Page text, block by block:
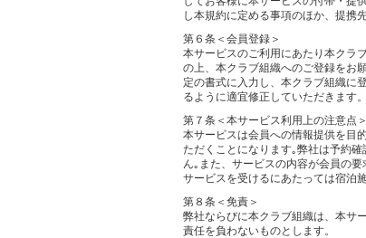
し本規約に定める事項のほか、提携
第６条＜会員登録＞
本サービスのご利用にあたり本クラ
の上、本クラブ組織へのご登録をお
定の書式に入力し、本クラブ組織に
るように適宜修正していただきます。
第７条＜本サービス利用上の注意点＞
本サービスは会員への情報提供を目
ただくことになります｡弊社は予約
ん｡また、サービスの内容が会員の
サービスを受けるにあたっては宿泊
第８条＜免責＞
弊社ならびに本クラブ組織は、本サ
責任を負わないものとします。